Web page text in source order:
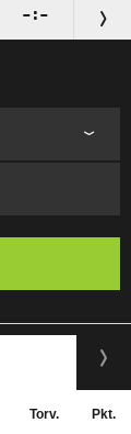
:
Torv. Pkt.